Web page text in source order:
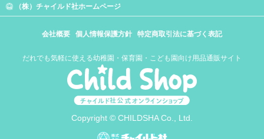
（株）チャイルド社ホームページ
会社概要 個人情報保護方針 特定商取引法に基づく表記
だれでも気軽に使える幼稚園・保育園・こども園向け用品通販サイト
Copyright © CHILDSHA Co., Ltd.